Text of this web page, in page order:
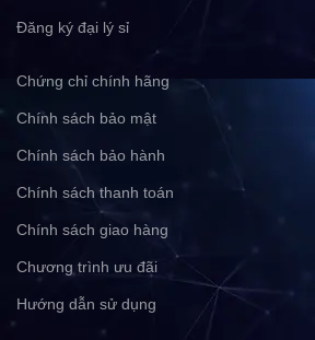
Đăng ký đại lý sỉ
Chứng chỉ chính hãng
Chính sách bảo mật
Chính sách bảo hành
Chính sách thanh toán
Chính sách giao hàng
Chương trình ưu đãi
Hướng dẫn sử dụng